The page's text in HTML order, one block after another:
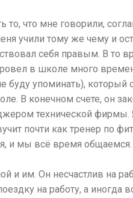
что мне говорили,
учили тому же чему и
себя правым. В то
в школе много
буду упоминать), который
В конечном счете, он
технической фирмы.
почти как тренер по
и мы всё время общаемся.
и им. Он несчастлив на
на работу, а иногда